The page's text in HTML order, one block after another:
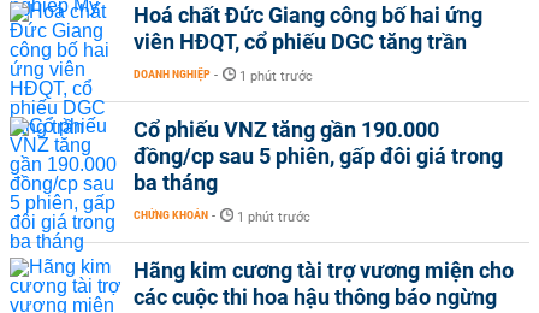
Hoá chất Đức Giang công bố hai ứng
viên HĐQT, cổ phiếu DGC tăng trần
DOANH NGHIỆP - 1 phút trước
Cổ phiếu VNZ tăng gần 190.000
đồng/cp sau 5 phiên, gấp đôi giá trong
ba tháng
CHỨNG KHOÁN - 1 phút trước
Hãng kim cương tài trợ vương miện cho
các cuộc thi hoa hậu thông báo ngừng